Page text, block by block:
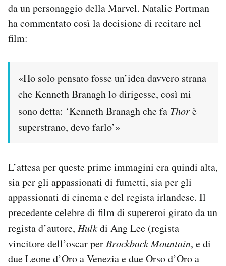
Notifiche mobile
Regala il Post
da un personaggio della Marvel. Natalie Portman
ha commentato così la decisione di recitare nel
film:
«Ho solo pensato fosse un’idea davvero strana
che Kenneth Branagh lo dirigesse, così mi
sono detta: ‘Kenneth Branagh che fa Thorè
superstrano, devo farlo’»
L’attesa per queste prime immagini era quindi alta,
sia per gli appassionati di fumetti, sia per gli
appassionati di cinema e del regista irlandese. Il
precedente celebre di film di supereroi girato da un
regista d’autore, Hulkdi Ang Lee (regista
vincitore dell’oscar per Brockback Mountain, e di
due Leone d’Oro a Venezia e due Orso d’Oro a